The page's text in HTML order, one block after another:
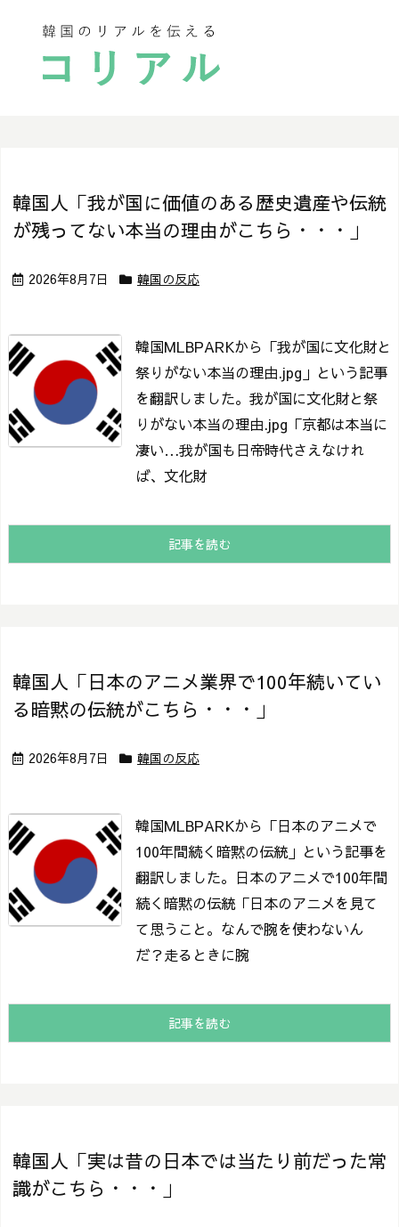
韓国人「我が国に価値のある歴史遺産や伝統
が残ってない本当の理由がこちら・・・」
2026年8月7日 韓国の反応
韓国MLBPARKから「我が国に文化財と
祭りがない本当の理由.jpg」という記事
を翻訳しました。 我が国に文化財と祭
りがない本当の理由.jpg 「京都は本当に
凄い…我が国も日帝時代さえなけれ
ば、文化財
記事を読む
韓国人「日本のアニメ業界で100年続いてい
る暗黙の伝統がこちら・・・」
2026年8月7日 韓国の反応
韓国MLBPARKから「日本のアニメで
100年間続く暗黙の伝統」という記事を
翻訳しました。 日本のアニメで100年間
続く暗黙の伝統「日本のアニメを見て
て思うこと。なんで腕を使わないん
だ？走るときに腕
記事を読む
韓国人「実は昔の日本では当たり前だった常
識がこちら・・・」